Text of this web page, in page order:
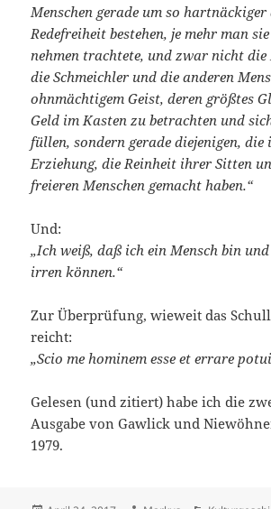
Menschen gerade um so
Redefreiheit bestehen, je mehr man
nehmen trachtete, und zwar nicht die
die Schmeichler und die anderen
ohnmächtigem Geist, deren größtes
Geld im Kasten zu betrachten und
füllen, sondern gerade diejenigen, die
Erziehung, die Reinheit ihrer Sitten
freieren Menschen gemacht haben.“
Und:
„Ich weiß, daß ich ein Mensch bin
irren können.“
Zur Überprüfung, wieweit das
reicht:
„Scio me hominem esse et errare
Gelesen (und zitiert) habe ich die
Ausgabe von Gawlick und
1979.